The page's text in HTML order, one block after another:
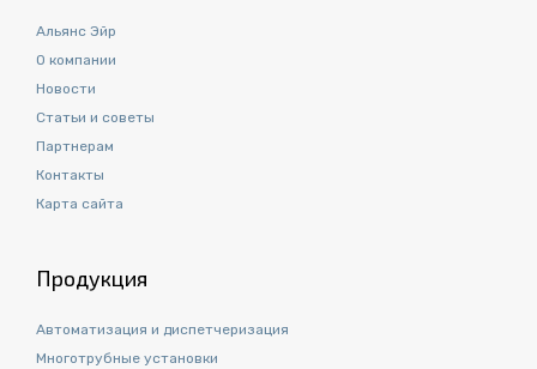
Альянс Эйр
О компании
Новости
Статьи и советы
Партнерам
Контакты
Карта сайта
Продукция
Автоматизация и диспетчеризация
Многотрубные установки